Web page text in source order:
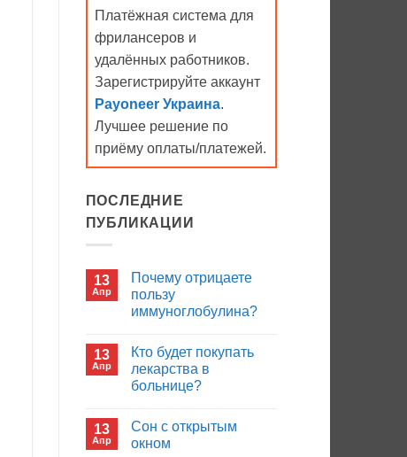
Платёжная система для
фрилансеров и
удалённых работников.
Зарегистрируйте аккаунт
Payoneer Украина.
Лучшее решение по
приёму оплаты/платежей.
ПОСЛЕДНИЕ
ПУБЛИКАЦИИ
13
Апр
Почему отрицаете
пользу
иммуноглобулина?
записи
Почему
отрицаете
пользу
13
Апр
Кто будет покупать
лекарства в
больнице?
записи
Кто
будет
13
Апр
Сон с открытым
окном